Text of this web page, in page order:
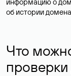
об истории
Что